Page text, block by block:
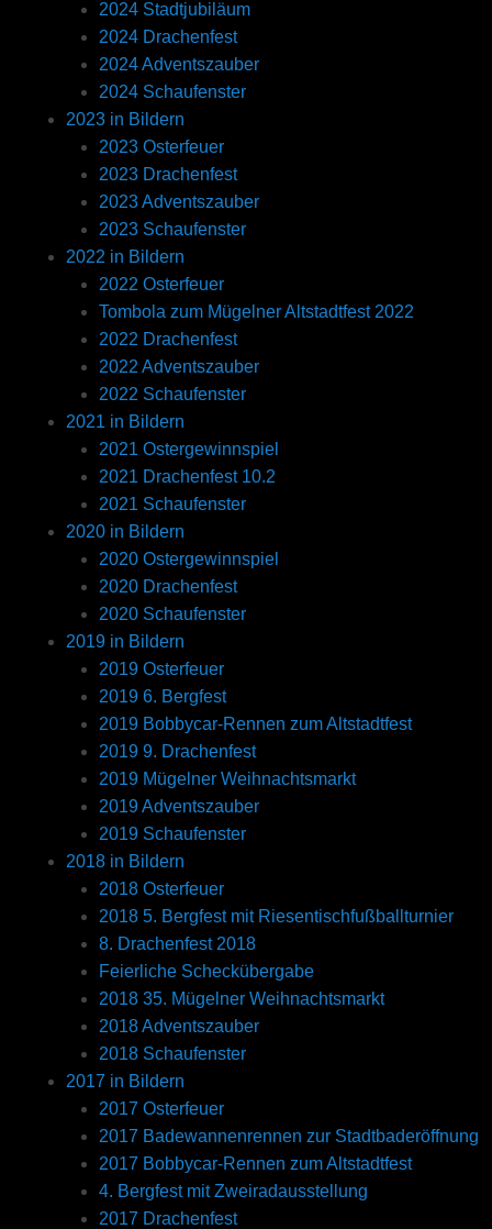
2024 Stadtjubiläum
2024 Drachenfest
2024 Adventszauber
2024 Schaufenster
2023 in Bildern
2023 Osterfeuer
2023 Drachenfest
2023 Adventszauber
2023 Schaufenster
2022 in Bildern
2022 Osterfeuer
Tombola zum Mügelner Altstadtfest 2022
2022 Drachenfest
2022 Adventszauber
2022 Schaufenster
2021 in Bildern
2021 Ostergewinnspiel
2021 Drachenfest 10.2
2021 Schaufenster
2020 in Bildern
2020 Ostergewinnspiel
2020 Drachenfest
2020 Schaufenster
2019 in Bildern
2019 Osterfeuer
2019 6. Bergfest
2019 Bobbycar-Rennen zum Altstadtfest
2019 9. Drachenfest
2019 Mügelner Weihnachtsmarkt
2019 Adventszauber
2019 Schaufenster
2018 in Bildern
2018 Osterfeuer
2018 5. Bergfest mit Riesentischfußballturnier
8. Drachenfest 2018
Feierliche Scheckübergabe
2018 35. Mügelner Weihnachtsmarkt
2018 Adventszauber
2018 Schaufenster
2017 in Bildern
2017 Osterfeuer
2017 Badewannenrennen zur Stadtbaderöffnung
2017 Bobbycar-Rennen zum Altstadtfest
4. Bergfest mit Zweiradausstellung
2017 Drachenfest